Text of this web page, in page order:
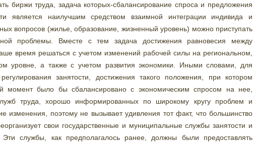
биржи труда, задача которых-сбалансирование спроса и предложения
является наилучшим средством взаимной интеграции индивида и
вопросов (жилье, образование, жизненный уровень) можно приступать
проблемы. Вместе с тем задача достижения равновесия между
время решаться с учетом изменений рабочей силы на региональном,
уровне, а также с учетом развития экономики. Иными словами, для
занятости, достижения такого положения, при котором
момент было бы сбалансировано с экономическим спросом на нее,
труда, хорошо информированных по широкому кругу проблем и
изменения, поэтому не вызывает удивления тот факт, что большинство
свои государственные и муниципальные службы занятости и
службы, как предполагалось ранее, должны были предоставлять